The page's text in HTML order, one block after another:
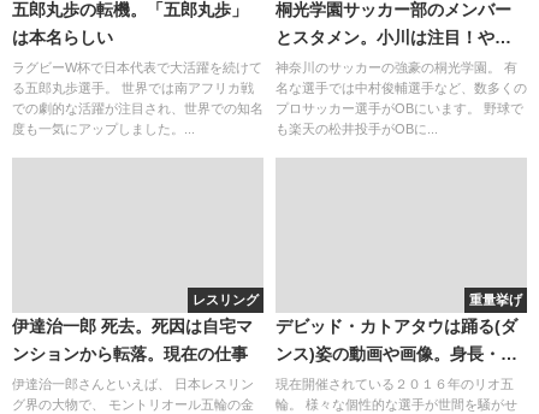
五郎丸歩の転機。「五郎丸歩」
は本名らしい
ラグビーW杯で日本代表で大活躍を続けて
る五郎丸歩選手。 世界では南アフリカ戦
での劇的な活躍が注目され、世界での知名
度も一気にアップしました。...
桐光学園サッカー部のメンバー
とスタメン。小川は注目！やは
りセレクションはすごい・・・
神奈川のサッカーの強豪の桐光学園。 有
名な選手では中村俊輔選手など、数多くの
プロサッカー選手がOBにいます。 野球で
も楽天の松井投手がOBに...
レスリング
伊達治一郎 死去。死因は自宅マ
ンションから転落。現在の仕事
伊達治一郎さんといえば、 日本レスリン
グ界の大物で、 モントリオール五輪の金
重量挙げ
デビッド・カトアタウは踊る(ダ
ンス)姿の動画や画像。身長・体
重のプロフィール(wiki)と実力・
実績
現在開催されている２０１６年のリオ五
輪。 様々な個性的な選手が世間を騒がせ